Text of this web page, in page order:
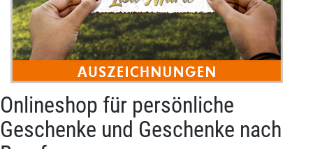
Onlineshop für persönliche
Geschenke und Geschenke nach